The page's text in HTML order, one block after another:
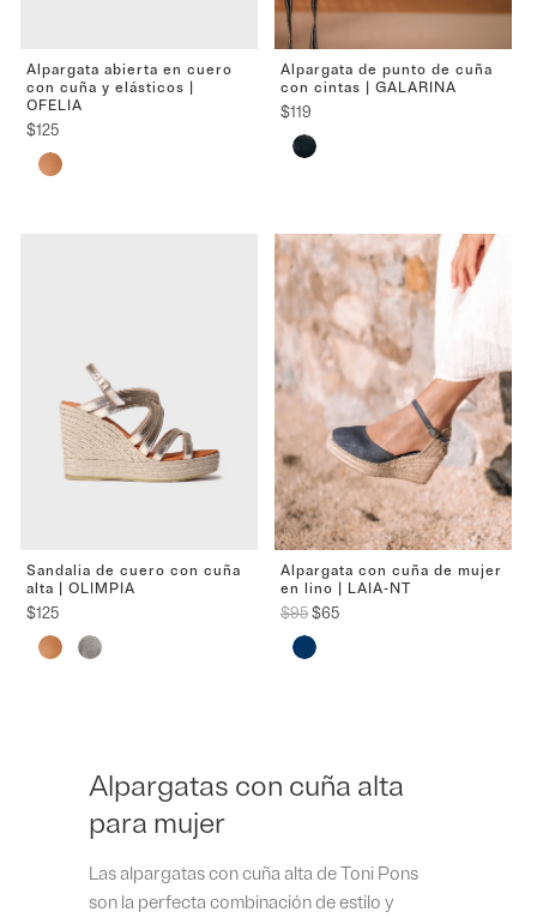
Alpargata abierta en cuero
con cuña y elásticos |
OFELIA
$125
Alpargata de punto de cuña
con cintas | GALARINA
$119
Sandalia de cuero con cuña
alta | OLIMPIA
$125
Alpargata con cuña de mujer
en lino | LAIA-NT
$95El
original
$65El
Alpargatas con cuña alta
para mujer
Las alpargatas con cuña alta de Toni Pons
son la perfecta combinación de estilo y